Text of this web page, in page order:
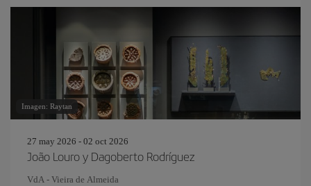
Imagen: Raytan
27 may 2026 - 02 oct 2026
João Louro y Dagoberto Rodríguez
VdA - Vieira de Almeida